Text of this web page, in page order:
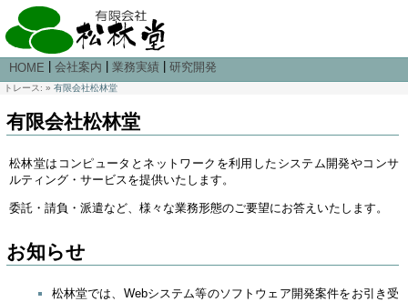
HOME 会社案内 業務実績| 研究開発
トレース: » 有限会社松林堂
有限会社松林堂
松林堂はコンピュータとネットワークを利用したシステム開発やコンサ
ルティング・サービスを提供いたします。
委託・請負・派遣など、様々な業務形態のご要望にお答えいたします。
お知らせ
松林堂では、Webシステム等のソフトウェア開発案件をお引き受